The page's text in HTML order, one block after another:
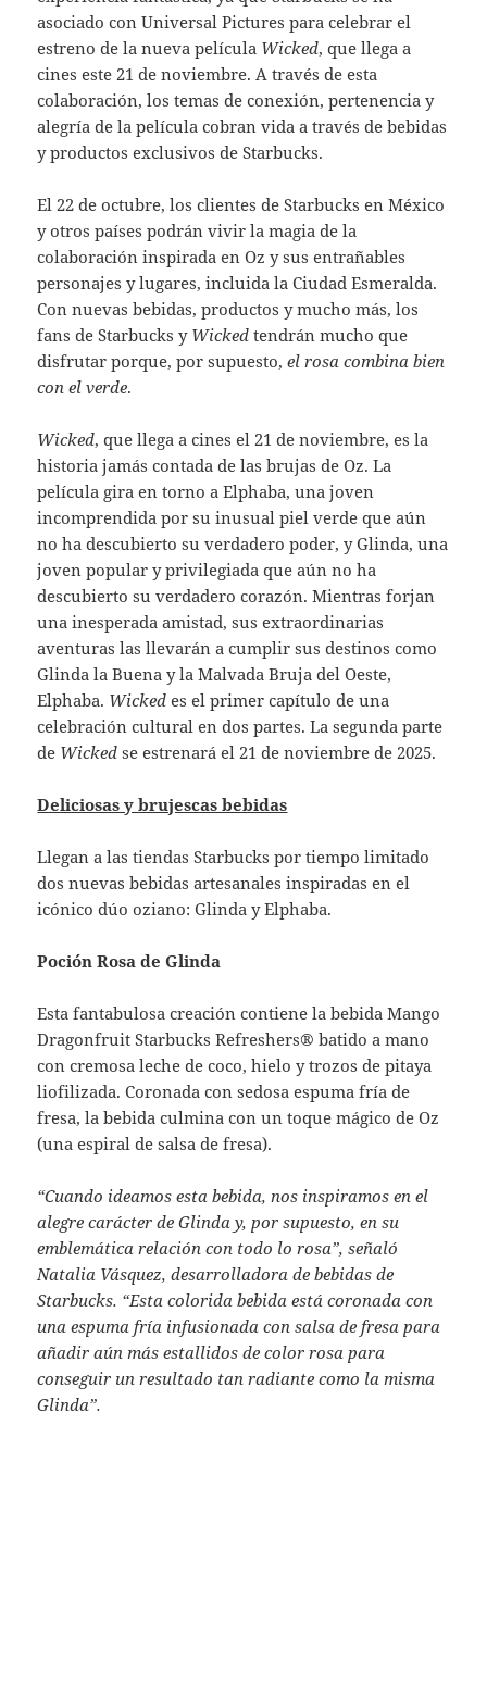
asociado con Universal Pictures para celebrar el
estreno de la nueva película Wicked, que llega a
cines este 21 de noviembre. A través de esta
colaboración, los temas de conexión, pertenencia y
alegría de la película cobran vida a través de bebidas
y productos exclusivos de Starbucks.
El 22 de octubre, los clientes de Starbucks en México
y otros países podrán vivir la magia de la
colaboración inspirada en Oz y sus entrañables
personajes y lugares, incluida la Ciudad Esmeralda.
Con nuevas bebidas, productos y mucho más, los
fans de Starbucks y Wicked tendrán mucho que
disfrutar porque, por supuesto,el rosa combina bien
con el verde.
Wicked, que llega a cines el 21 de noviembre, es la
historia jamás contada de las brujas de Oz. La
película gira en torno a Elphaba, una joven
incomprendida por su inusual piel verde que aún
no ha descubierto su verdadero poder, y Glinda, una
joven popular y privilegiada que aún no ha
descubierto su verdadero corazón. Mientras forjan
una inesperada amistad, sus extraordinarias
aventuras las llevarán a cumplir sus destinos como
Glinda la Buena y la Malvada Bruja del Oeste,
Elphaba. Wicked es el primer capítulo de una
celebración cultural en dos partes. La segunda parte
de Wicked se estrenará el 21 de noviembre de 2025.
Deliciosas y brujescas bebidas
Llegan a las tiendas Starbucks por tiempo limitado
dos nuevas bebidas artesanales inspiradas en el
icónico dúo oziano: Glinda y Elphaba.
Poción Rosa de Glinda
Esta fantabulosa creación contiene la bebida Mango
Dragonfruit Starbucks Refreshers® batido a mano
con cremosa leche de coco, hielo y trozos de pitaya
liofilizada. Coronada con sedosa espuma fría de
fresa, la bebida culmina con un toque mágico de Oz
(una espiral de salsa de fresa).
“Cuando ideamos esta bebida, nos inspiramos en el
alegre carácter de Glinda y, por supuesto, en su
emblemática relación con todo lo rosa”, señaló
Natalia Vásquez, desarrolladora de bebidas de
Starbucks. “Esta colorida bebida está coronada con
una espuma fría infusionada con salsa de fresa para
añadir aún más estallidos de color rosa para
conseguir un resultado tan radiante como la misma
Glinda”.